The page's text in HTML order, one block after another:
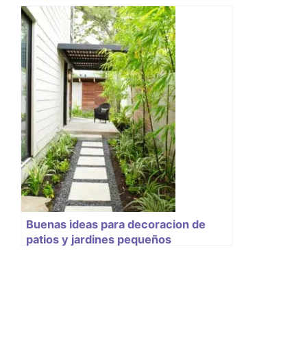
Buenas ideas para decoracion de
patios y jardines pequeños